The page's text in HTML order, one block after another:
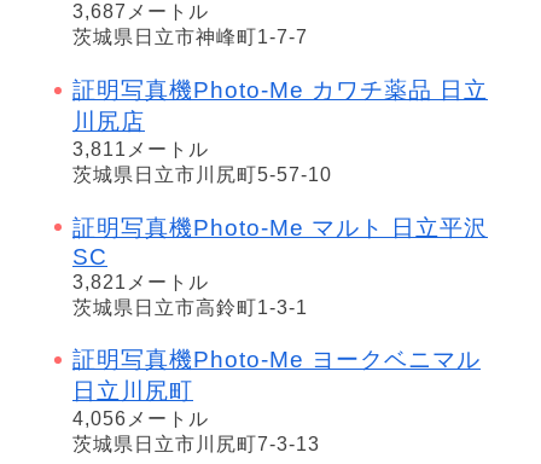
3,687メートル
茨城県日立市神峰町1-7-7
証明写真機Photo-Me カワチ薬品 日立
川尻店
3,811メートル
茨城県日立市川尻町5-57-10
証明写真機Photo-Me マルト 日立平沢
SC
3,821メートル
茨城県日立市高鈴町1-3-1
証明写真機Photo-Me ヨークベニマル
日立川尻町
4,056メートル
茨城県日立市川尻町7-3-13